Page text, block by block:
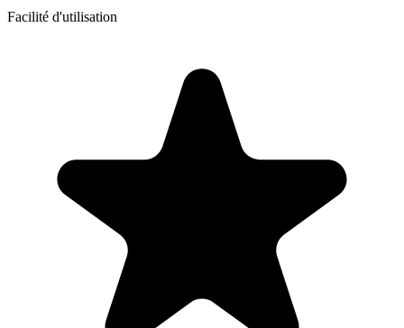
Facilité d'utilisation